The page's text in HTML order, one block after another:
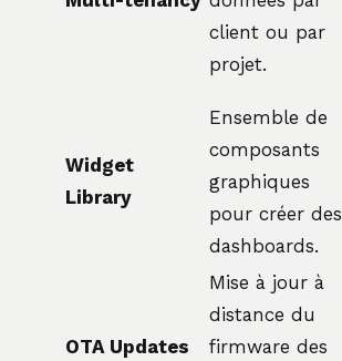
client ou par
projet.
Widget
Library
Ensemble de
composants
graphiques
pour créer des
dashboards.
OTA Updates
Mise à jour à
distance du
firmware des